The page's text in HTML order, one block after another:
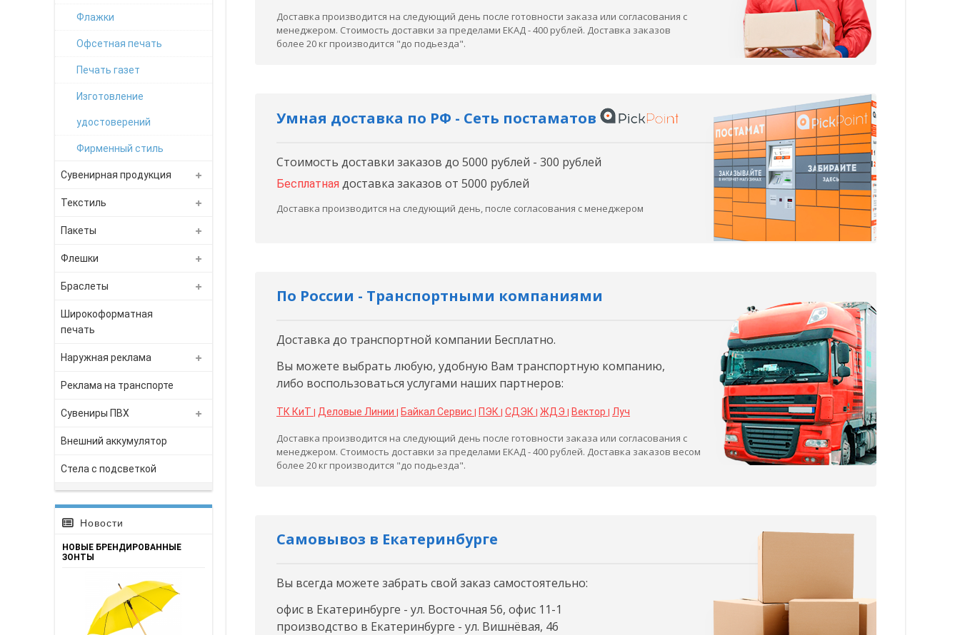
Флажки
Офсетная печать
Печать газет
Изготовление
удостоверений
Фирменный стиль
Сувенирная продукция
Текстиль
Пакеты
Флешки
Браслеты
Широкоформатная
печать
Наружная реклама
Реклама на транспорте
Сувениры ПВХ
Внешний аккумулятор
Стела с подсветкой
Новости
НОВЫЕ БРЕНДИРОВАННЫЕ
ЗОНТЫ
Доставка производится на следующий день после готовности заказа или согласования с
менеджером. Стоимость доставки за пределами ЕКАД - 400 рублей. Доставка заказов
более 20 кг производится "до подьезда".
Умная доставка по РФ - Сеть постаматов
Стоимость доставки заказов до 5000 рублей - 300 рублей
Бесплатная доставка заказов от 5000 рублей
Доставка производится на следующий день, после согласования с менеджером
По России - Транспортными компаниями
Доставка до транспортной компании Бесплатно.
Вы можете выбрать любую, удобную Вам транспортную компанию,
либо воспользоваться услугами наших партнеров:
ТК КиТ | Деловые Линии | Байкал Сервис | ПЭК | СДЭК | ЖДЭ | Вектор | Луч
Доставка производится на следующий день после готовности заказа или согласования с
менеджером. Стоимость доставки за пределами ЕКАД - 400 рублей. Доставка заказов весом
более 20 кг производится "до подьезда".
Самовывоз в Екатеринбурге
Вы всегда можете забрать свой заказ самостоятельно:
офис в Екатеринбурге - ул. Восточная 56, офис 11-1
производство в Екатеринбурге - ул. Вишнёвая, 46